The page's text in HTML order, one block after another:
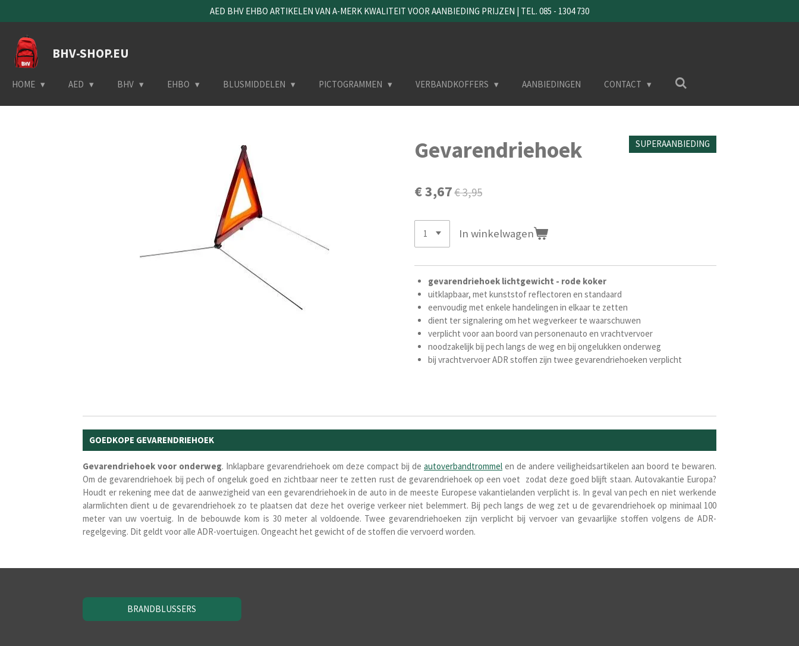
direct
naar
hoofdinhoud
AED BHV EHBO ARTIKELEN VAN A-MERK KWALITEIT VOOR AANBIEDING PRIJZEN | TEL. 085 - 1304 730
BHV-SHOP.EU
HOME AED BHV EHBO BLUSMIDDELEN PICTOGRAMMEN VERBANDKOFFERS AANBIEDINGEN CONTACT
Gevarendriehoek SUPERAANBIEDING
€ 3,67€ 3,95
In winkelwagen
gevarendriehoek lichtgewicht - rode koker
uitklapbaar, met kunststof reflectoren en standaard
eenvoudig met enkele handelingen in elkaar te zetten
dient ter signalering om het wegverkeer te waarschuwen
verplicht voor aan boord van personenauto en vrachtvervoer
noodzakelijk bij pech langs de weg en bij ongelukken onderweg
bij vrachtvervoer ADR stoffen zijn twee gevarendriehoeken verplicht
GOEDKOPE GEVARENDRIEHOEK
Gevarendriehoek voor onderweg. Inklapbare gevarendriehoek om deze compact bij de autoverbandtrommel en de andere veiligheidsartikelen aan boord te bewaren.
Om de gevarendriehoek bij pech of ongeluk goed en zichtbaar neer te zetten rust de gevarendriehoek op een voet zodat deze goed blijft staan. Autovakantie Europa?
Houdt er rekening mee dat de aanwezigheid van een gevarendriehoek in de auto in de meeste Europese vakantielanden verplicht is. In geval van pech en niet werkende
alarmlichten dient u de gevarendriehoek zo te plaatsen dat deze het overige verkeer niet belemmert. Bij pech langs de weg zet u de gevarendriehoek op minimaal 100
meter van uw voertuig. In de bebouwde kom is 30 meter al voldoende. Twee gevarendriehoeken zijn verplicht bij vervoer van gevaarlijke stoffen volgens de ADR-
regelgeving. Dit geldt voor alle ADR-voertuigen. Ongeacht het gewicht of de stoffen die vervoerd worden.
BRANDBLUSSERS